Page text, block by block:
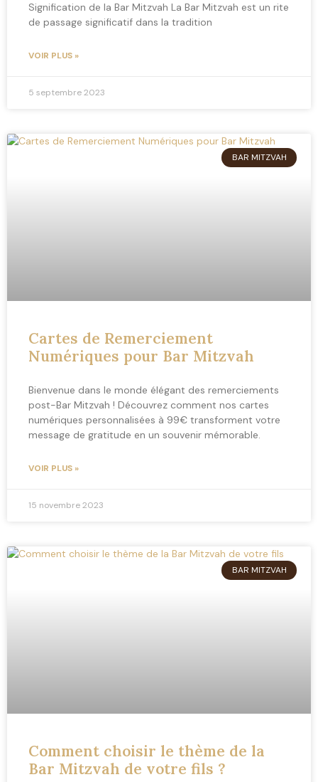
Signification de la Bar Mitzvah La Bar Mitzvah est un rite
de passage significatif dans la tradition
VOIR PLUS »
5 septembre 2023
BAR MITZVAH
Cartes de Remerciement
Numériques pour Bar Mitzvah
Bienvenue dans le monde élégant des remerciements
post-Bar Mitzvah ! Découvrez comment nos cartes
numériques personnalisées à 99€ transforment votre
message de gratitude en un souvenir mémorable.
VOIR PLUS »
15 novembre 2023
BAR MITZVAH
Comment choisir le thème de la
Bar Mitzvah de votre fils ?